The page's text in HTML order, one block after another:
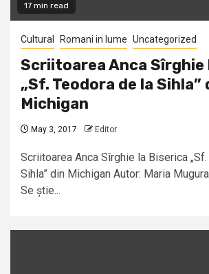
17 min read
Cultural Romani in lume Uncategorized
Scriitoarea Anca Sîrghie
„Sf. Teodora de la Sihla”
Michigan
May 3, 2017 Editor
Scriitoarea Anca Sîrghie la Biserica
Sihla” din Michigan Autor: Maria
Se știe...